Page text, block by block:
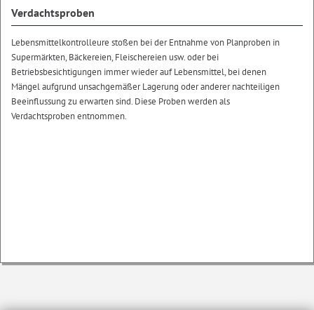
Verdachtsproben
Lebensmittelkontrolleure stoßen bei der Entnahme von Planproben in
Supermärkten, Bäckereien, Fleischereien usw. oder bei
Betriebsbesichtigungen immer wieder auf Lebensmittel, bei denen
Mängel aufgrund unsachgemäßer Lagerung oder anderer nachteiligen
Beeinflussung zu erwarten sind. Diese Proben werden als
Verdachtsproben entnommen.